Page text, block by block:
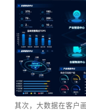
其次，大数据在客户